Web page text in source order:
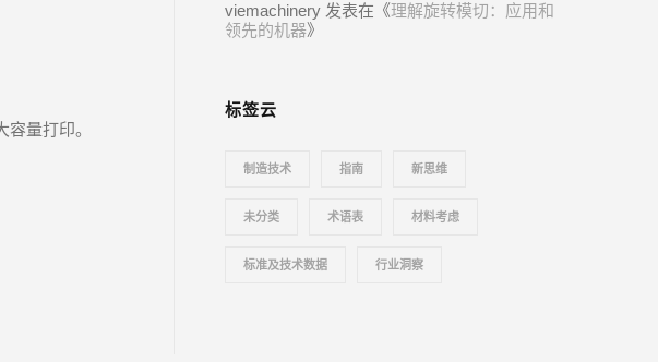
量打印。
viemachinery 发表在《理解旋转模切：应用和
领先的机器》
标签云
制造技术 指南 新思维
未分类 术语表 材料考虑
标准及技术数据 行业洞察